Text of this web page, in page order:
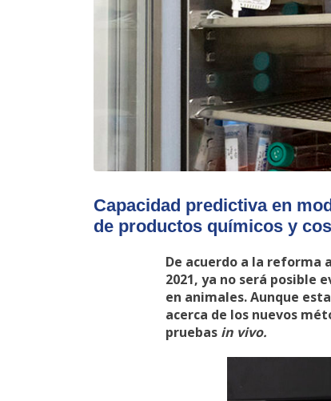
Capacidad predictiva en
de productos químicos y
De acuerdo a la reforma
2021, ya no será posible
en animales. Aunque
acerca de los nuevos
pruebas in vivo.